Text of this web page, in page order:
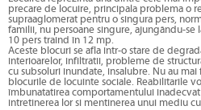
precare de locuire, principala problema o
supraaglomerat pentru o singura pers,
familii, nu persoane singure, ajungându-
10 pers traind în 12 mp.
Aceste blocuri se afla intr-o stare de
interioarelor, infiltratii, probleme de
cu subsoluri inundate, insalubre. Nu au
blocurile de locuinte sociale. Reabilitarile
îmbunatatirea comportamentului
intretinerea lor si mentinerea unui mediu